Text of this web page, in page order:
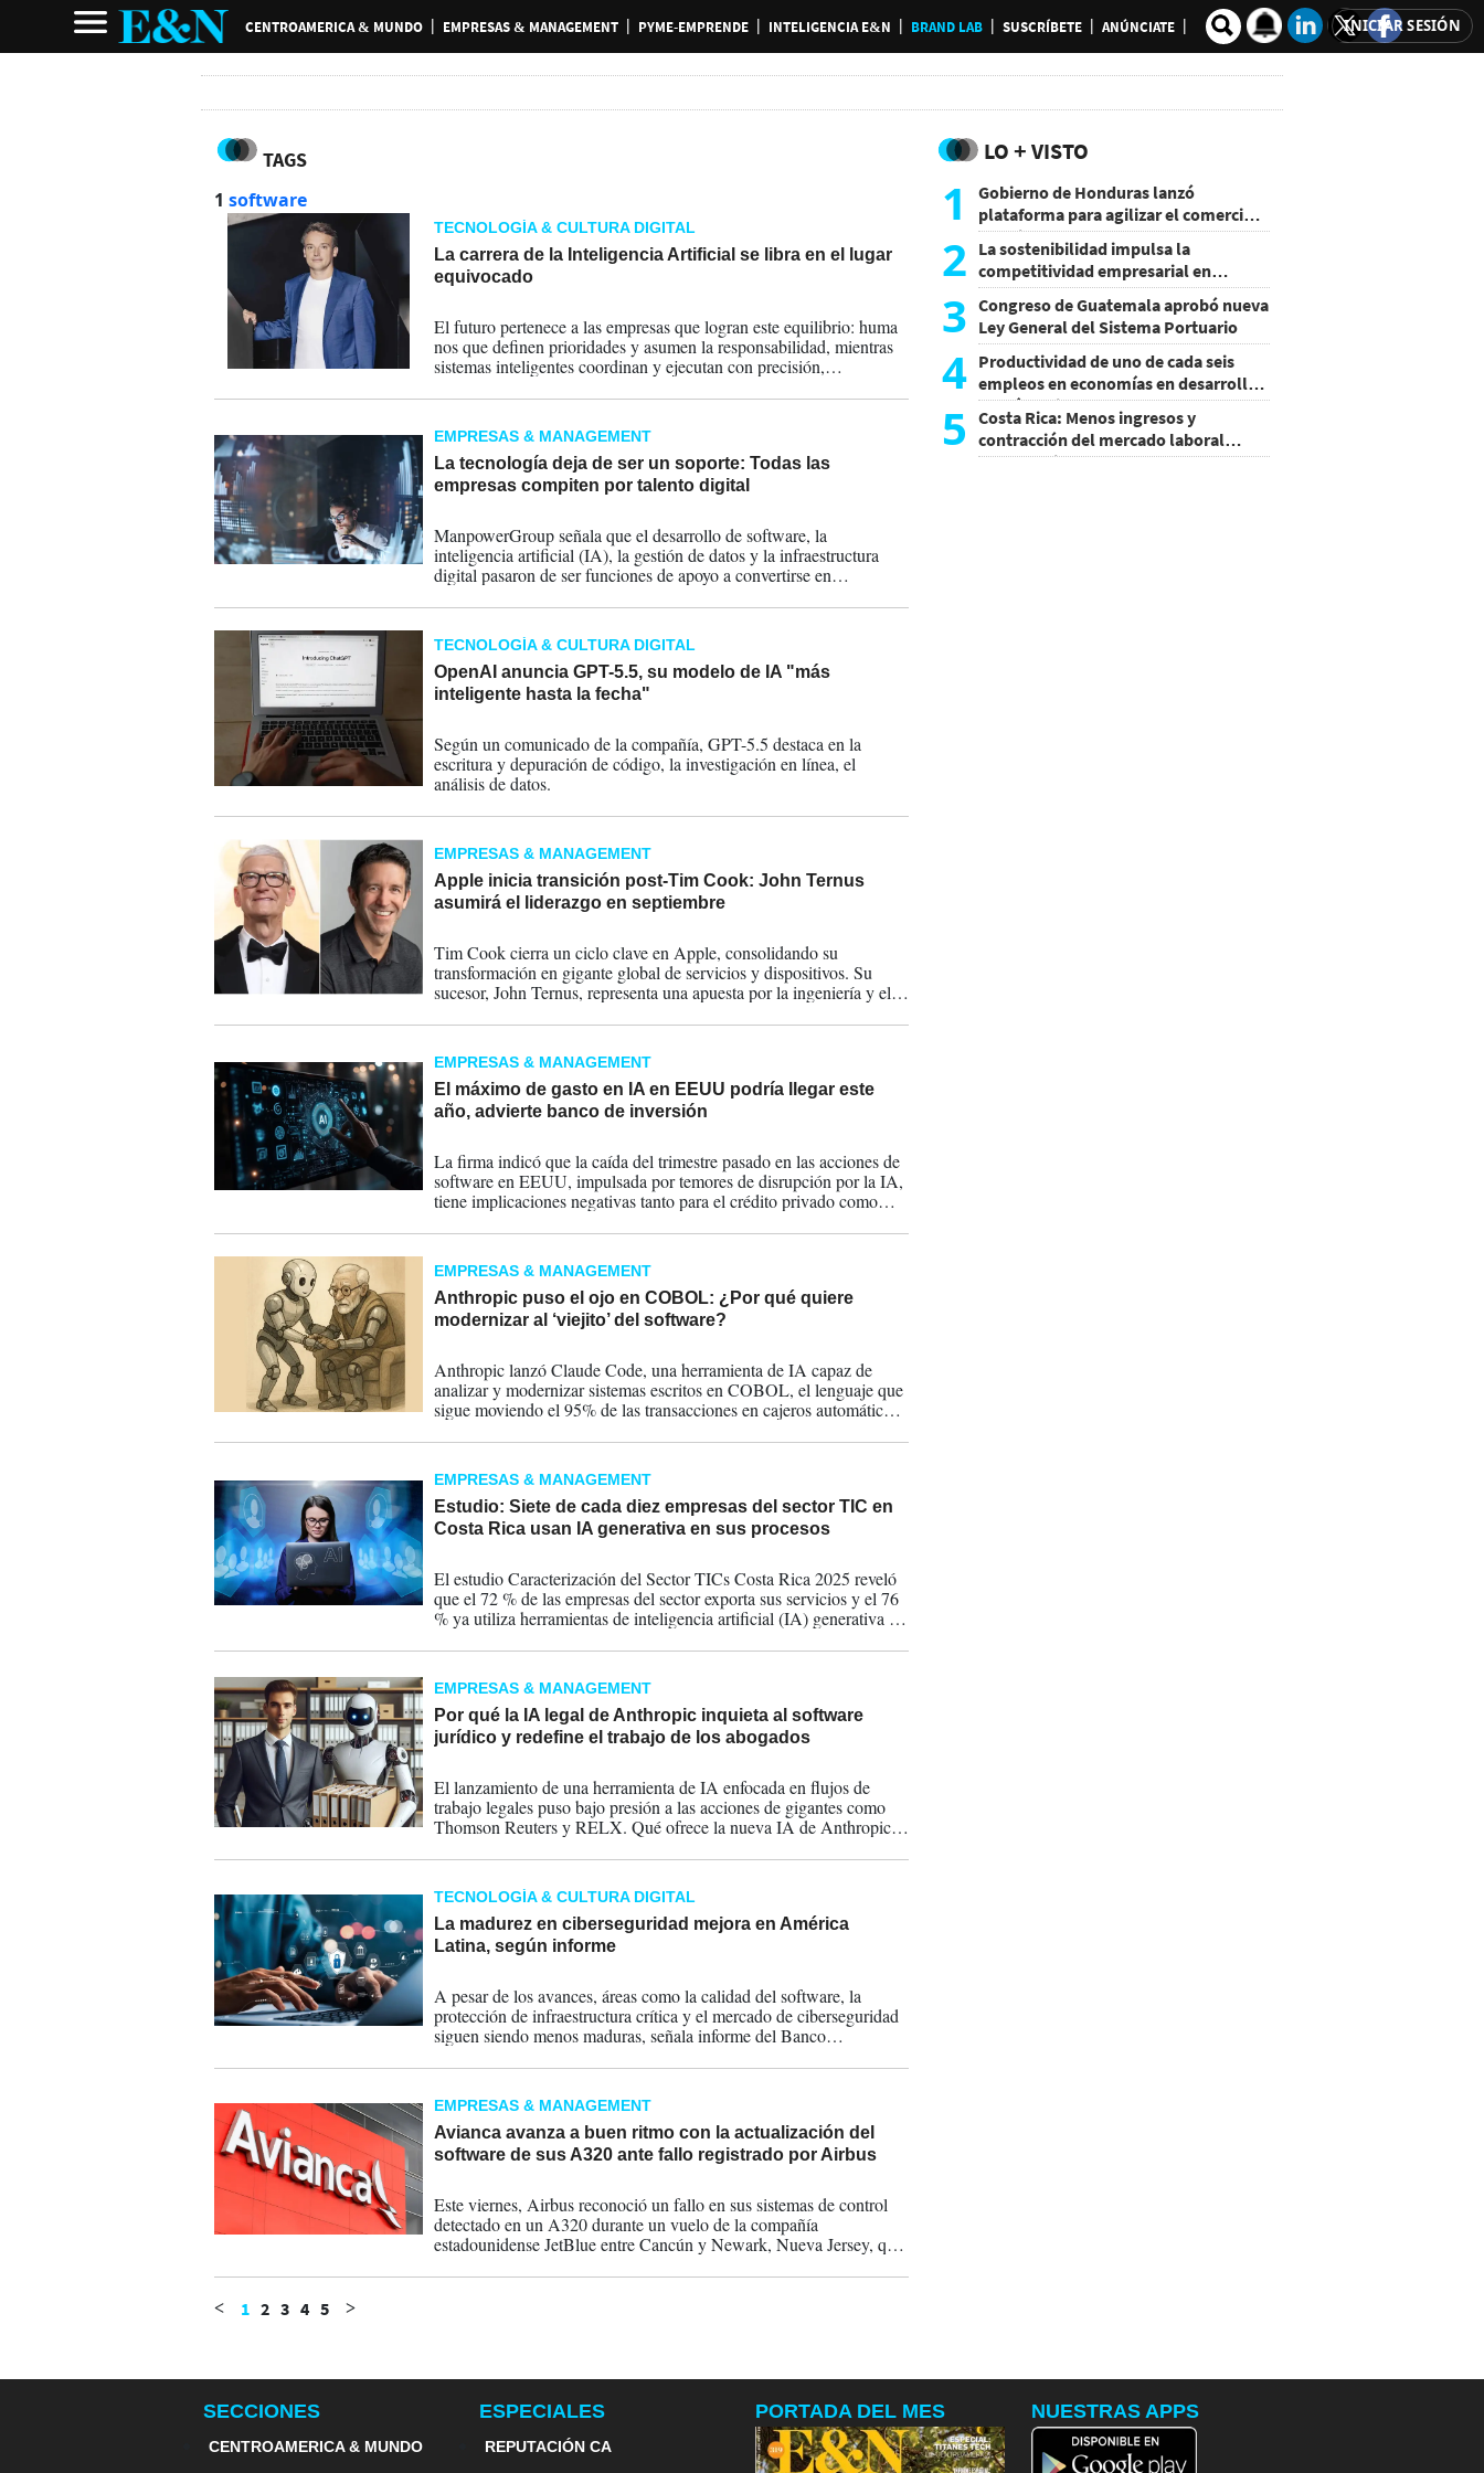
CENTROAMERICA & MUNDO EMPRESAS & MANAGEMENT PYME-EMPRENDE INTELIGENCIA E&N BRAND LAB SUSCRÍBETE ANÚNCIATE INICIAR SESIÓN
TAGS
1 software
TECNOLOGÍA & CULTURA DIGITAL
La carrera de la Inteligencia Artificial se libra en el lugar
equivocado
El futuro pertenece a las empresas que logran este equilibrio: huma
nos que definen prioridades y asumen la responsabilidad, mientras
sistemas inteligentes coordinan y ejecutan con precisión,
complejo con mayor resiliencia, productividad e inteligencia.
EMPRESAS & MANAGEMENT
La tecnología deja de ser un soporte: Todas las
empresas compiten por talento digital
ManpowerGroup señala que el desarrollo de software, la
inteligencia artificial (IA), la gestión de datos y la infraestructura
digital pasaron de ser funciones de apoyo a convertirse en
independientemente de la industria en la que opere.
TECNOLOGÍA & CULTURA DIGITAL
OpenAI anuncia GPT-5.5, su modelo de IA "más
inteligente hasta la fecha"
Según un comunicado de la compañía, GPT-5.5 destaca en la
escritura y depuración de código, la investigación en línea, el
análisis de datos.
EMPRESAS & MANAGEMENT
Apple inicia transición post-Tim Cook: John Ternus
asumirá el liderazgo en septiembre
Tim Cook cierra un ciclo clave en Apple, consolidando su
transformación en gigante global de servicios y dispositivos. Su
sucesor, John Ternus, representa una apuesta por la ingeniería y el
EMPRESAS & MANAGEMENT
El máximo de gasto en IA en EEUU podría llegar este
año, advierte banco de inversión
La firma indicó que la caída del trimestre pasado en las acciones de
software en EEUU, impulsada por temores de disrupción por la IA,
tiene implicaciones negativas tanto para el crédito privado como
EMPRESAS & MANAGEMENT
Anthropic puso el ojo en COBOL: ¿Por qué quiere
modernizar al ‘viejito’ del software?
Anthropic lanzó Claude Code, una herramienta de IA capaz de
analizar y modernizar sistemas escritos en COBOL, el lenguaje que
sigue moviendo el 95% de las transacciones en cajeros automáticos
EMPRESAS & MANAGEMENT
Estudio: Siete de cada diez empresas del sector TIC en
Costa Rica usan IA generativa en sus procesos
El estudio Caracterización del Sector TICs Costa Rica 2025 reveló
que el 72 % de las empresas del sector exporta sus servicios y el 76
% ya utiliza herramientas de inteligencia artificial (IA) generativa o
EMPRESAS & MANAGEMENT
Por qué la IA legal de Anthropic inquieta al software
jurídico y redefine el trabajo de los abogados
El lanzamiento de una herramienta de IA enfocada en flujos de
trabajo legales puso bajo presión a las acciones de gigantes como
Thomson Reuters y RELX. Qué ofrece la nueva IA de Anthropic,
transformar el trabajo de abogados y firmas profesionales.
TECNOLOGÍA & CULTURA DIGITAL
La madurez en ciberseguridad mejora en América
Latina, según informe
A pesar de los avances, áreas como la calidad del software, la
protección de infraestructura crítica y el mercado de ciberseguridad
siguen siendo menos maduras, señala informe del Banco
EMPRESAS & MANAGEMENT
Avianca avanza a buen ritmo con la actualización del
software de sus A320 ante fallo registrado por Airbus
Este viernes, Airbus reconoció un fallo en sus sistemas de control
detectado en un A320 durante un vuelo de la compañía
estadounidense JetBlue entre Cancún y Newark, Nueva Jersey, que
emergencia en Tampa (Florida).
< 1 2 3 4 5 >
LO + VISTO
1
Gobierno de Honduras lanzó
plataforma para agilizar el comercio
exterior
2 La sostenibilidad impulsa la
competitividad empresarial en
Guatemala
3 Congreso de Guatemala aprobó nueva
Ley General del Sistema Portuario
4 Productividad de uno de cada seis
empleos en economías en desarrollo
podría mejorar por la IA
5
Costa Rica: Menos ingresos y
contracción del mercado laboral
causan baja del consumo
SECCIONES
CENTROAMERICA & MUNDO
ESPECIALES
REPUTACIÓN CA
PORTADA DEL MES NUESTRAS APPS